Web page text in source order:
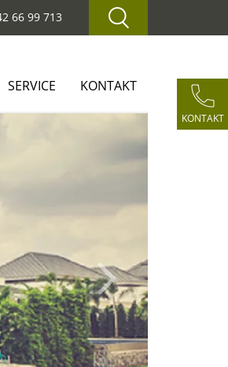
66 99 713
KONTAKT
SERVICE KONTAKT
Next